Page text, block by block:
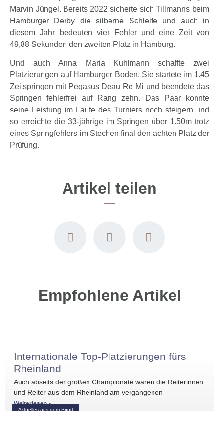
Marvin Jüngel. Bereits 2022 sicherte sich Tillmanns beim
Hamburger Derby die silberne Schleife und auch in
diesem Jahr bedeuten vier Fehler und eine Zeit von
49,88 Sekunden den zweiten Platz in Hamburg.
Und auch Anna Maria Kuhlmann schaffte zwei
Platzierungen auf Hamburger Boden. Sie startete im 1.45
Zeitspringen mit Pegasus Deau Re Mi und beendete das
Springen fehlerfrei auf Rang zehn. Das Paar konnte
seine Leistung im Laufe des Turniers noch steigern und
so erreichte die 33-jährige im Springen über 1.50m trotz
eines Springfehlers im Stechen final den achten Platz der
Prüfung.
Artikel teilen
Empfohlene Artikel
Aktuelles aus dem Sport
Internationale Top-Platzierungen fürs
Rheinland
Auch abseits der großen Championate waren die Reiterinnen
und Reiter aus dem Rheinland am vergangenen
Wochenende international erfolgreich unterwegs. Bei
Weiterlesen »